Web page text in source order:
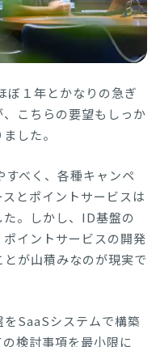
ぼ１年とかなりの急ぎ
こちらの要望もしっか
した。
すべく、各種キャンペ
とポイントサービスは
。しかし、ID基盤の
イントサービスの開発
が山積みなのが現実で
SaaSシステムで構築
検討事項を最小限に